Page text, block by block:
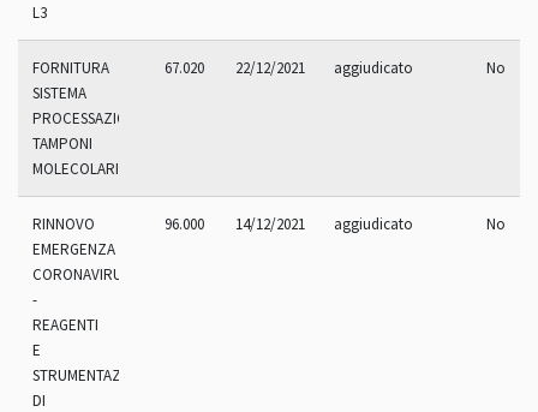
L3
FORNITURA
SISTEMA
PROCESSAZIONE
TAMPONI
MOLECOLARI
67.020 22/12/2021 aggiudicato No
RINNOVO
EMERGENZA
CORONAVIRUS
-
REAGENTI
E
STRUMENTAZIONI
DI
96.000 14/12/2021 aggiudicato No